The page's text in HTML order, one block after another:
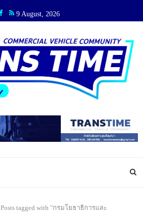
9 August, 2026
Posts tagged with "กรมโยธาธิการและ